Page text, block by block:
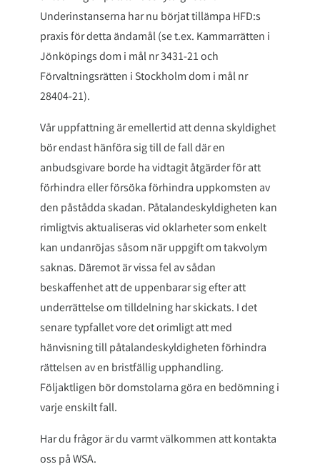
Underinstanserna har nu börjat tillämpa HFD:s
praxis för detta ändamål (se t.ex. Kammarrätten i
Jönköpings dom i mål nr 3431-21 och
Förvaltningsrätten i Stockholm dom i mål nr
28404-21).
Vår uppfattning är emellertid att denna skyldighet
bör endast hänföra sig till de fall där en
anbudsgivare borde ha vidtagit åtgärder för att
förhindra eller försöka förhindra uppkomsten av
den påstådda skadan. Påtalandeskyldigheten kan
rimligtvis aktualiseras vid oklarheter som enkelt
kan undanröjas såsom när uppgift om takvolym
saknas. Däremot är vissa fel av sådan
beskaffenhet att de uppenbarar sig efter att
underrättelse om tilldelning har skickats. I det
senare typfallet vore det orimligt att med
hänvisning till påtalandeskyldigheten förhindra
rättelsen av en bristfällig upphandling.
Följaktligen bör domstolarna göra en bedömning i
varje enskilt fall.
Har du frågor är du varmt välkommen att kontakta
oss på WSA.